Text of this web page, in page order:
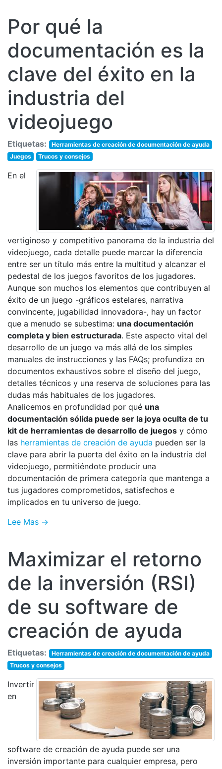
Por qué la
documentación es la
clave del éxito en la
industria del
videojuego
Etiquetas:
Herramientas de creación de documentación de ayuda
Juegos
Trucos y consejos
En el
vertiginoso y competitivo panorama de la industria del
videojuego, cada detalle puede marcar la diferencia
entre ser un título más entre la multitud y alcanzar el
pedestal de los juegos favoritos de los jugadores.
Aunque son muchos los elementos que contribuyen al
éxito de un juego -gráficos estelares, narrativa
convincente, jugabilidad innovadora-, hay un factor
que a menudo se subestima: una documentación
completa y bien estructurada. Este aspecto vital del
desarrollo de un juego va más allá de los simples
manuales de instrucciones y las FAQs; profundiza en
documentos exhaustivos sobre el diseño del juego,
detalles técnicos y una reserva de soluciones para las
dudas más habituales de los jugadores.
Analicemos en profundidad por qué una
documentación sólida puede ser la joya oculta de tu
kit de herramientas de desarrollo de juegos y cómo
las herramientas de creación de ayuda pueden ser la
clave para abrir la puerta del éxito en la industria del
videojuego, permitiéndote producir una
documentación de primera categoría que mantenga a
tus jugadores comprometidos, satisfechos e
implicados en tu universo de juego.
Lee Mas →
Maximizar el retorno
de la inversión (RSI)
de su software de
creación de ayuda
Etiquetas:
Herramientas de creación de documentación de ayuda
Trucos y consejos
Invertir
en
software de creación de ayuda puede ser una
inversión importante para cualquier empresa, pero